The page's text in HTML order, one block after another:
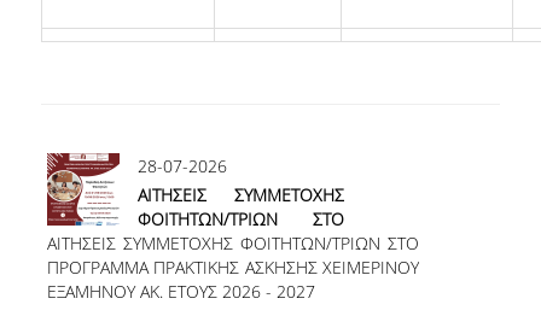
ΠΡΟΓΡΑΜΜΑ ERASMUS+
ΠΡΑΚΤΙΚΗ ΑΣΚΗΣΗ
ΟΔΗΓΟΣ ΕΚΠΟΝΗΣΗΣ ΕΡΓΑΣΙΩΝ
ΔΙΑΔΙΚΑΣΙΑ ΠΑΡΑΠΟΝΩΝ ΦΟΙΤΗΤΩΝ
28-07-2026
ΑΙΤΗΣΕΙΣ ΣΥΜΜΕΤΟΧΗΣ
ΦΟΙΤΗΤΩΝ/ΤΡΙΩΝ ΣΤΟ
ΠΡΟΓΡΑΜΜΑ ΠΡΑΚΤΙΚΗΣ
ΑΣΚΗΣΗΣ ΧΕΙΜΕΡΙΝΟΥ
ΕΞΑΜΗΝΟΥ ΑΚ. ΕΤΟΥΣ
ΑΙΤΗΣΕΙΣ ΣΥΜΜΕΤΟΧΗΣ ΦΟΙΤΗΤΩΝ/ΤΡΙΩΝ ΣΤΟ
ΠΡΟΓΡΑΜΜΑ ΠΡΑΚΤΙΚΗΣ ΑΣΚΗΣΗΣ ΧΕΙΜΕΡΙΝΟΥ
ΕΞΑΜΗΝΟΥ ΑΚ. ΕΤΟΥΣ 2026 - 2027